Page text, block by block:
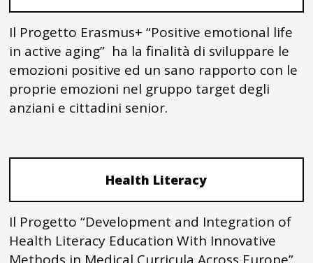
Il Progetto Erasmus+ “Positive emotional life
in active aging” ha la finalità di sviluppare le
emozioni positive ed un sano rapporto con le
proprie emozioni nel gruppo target degli
anziani e cittadini senior.
Health Literacy
Il Progetto “Development and Integration of
Health Literacy Education With Innovative